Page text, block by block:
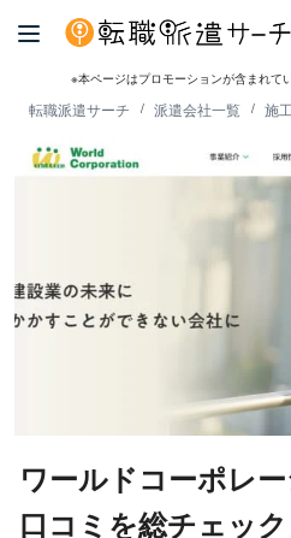
※本ページはプロモーションが含まれてい
転職派遣サーチ 派遣会社一覧 施
ワールドコーポレ
口コミを総チェッ